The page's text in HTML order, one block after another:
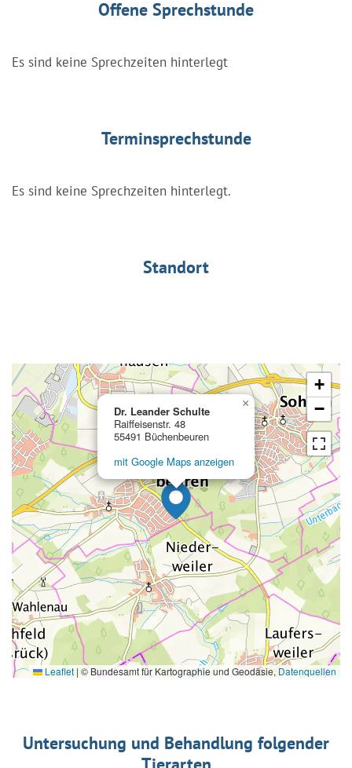
Offene Sprechstunde
Es sind keine Sprechzeiten hinterlegt
Terminsprechstunde
Es sind keine Sprechzeiten hinterlegt.
Standort
Dr. Leander Schulte
Raiffeisenstr. 48
55491 Büchenbeuren
mit Google Maps anzeigen
×
+
−
Leaflet | © Bundesamt für Kartographie und Geodäsie, Datenquellen
Untersuchung und Behandlung folgender